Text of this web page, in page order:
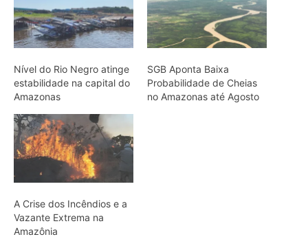
Nível do Rio Negro atinge
estabilidade na capital do
Amazonas
SGB Aponta Baixa
Probabilidade de Cheias
no Amazonas até Agosto
A Crise dos Incêndios e a
Vazante Extrema na
Amazônia